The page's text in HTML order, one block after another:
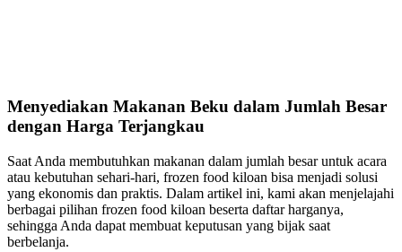
Menyediakan Makanan Beku dalam Jumlah Besar
dengan Harga Terjangkau
Saat Anda membutuhkan makanan dalam jumlah besar untuk acara
atau kebutuhan sehari-hari, frozen food kiloan bisa menjadi solusi
yang ekonomis dan praktis. Dalam artikel ini, kami akan menjelajahi
berbagai pilihan frozen food kiloan beserta daftar harganya,
sehingga Anda dapat membuat keputusan yang bijak saat
berbelanja.